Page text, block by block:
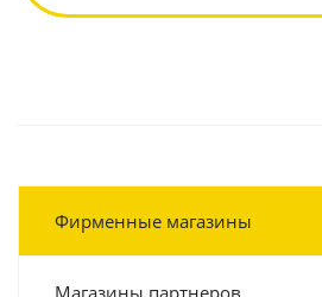
Фирменные магазины
Магазины партнеров